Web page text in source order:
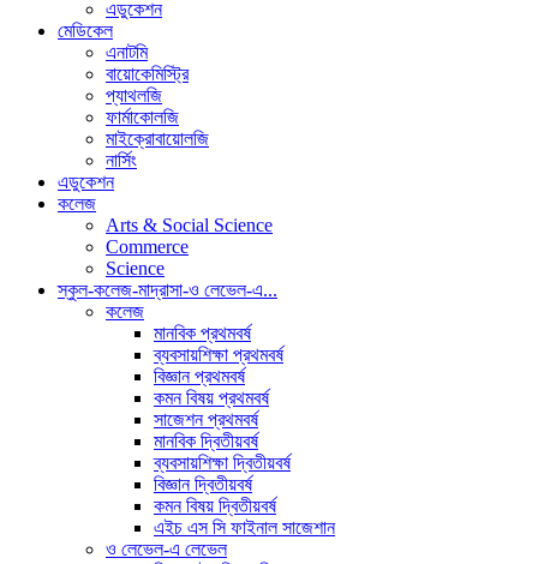
এডুকেশন
মেডিকেল
এনাটমি
বায়োকেমিস্ট্রি
প্যাথলজি
ফার্মাকোলজি
মাইক্রোবায়োলজি
নার্সিং
এডুকেশন
কলেজ
Arts & Social Science
Commerce
Science
স্কুল-কলেজ-মাদ্রাসা-ও লেভেল-এ...
কলেজ
মানবিক প্রথমবর্ষ
ব্যবসায়শিক্ষা প্রথমবর্ষ
বিজ্ঞান প্রথমবর্ষ
কমন বিষয় প্রথমবর্ষ
সাজেশন প্রথমবর্ষ
মানবিক দ্বিতীয়বর্ষ
ব্যবসায়শিক্ষা দ্বিতীয়বর্ষ
বিজ্ঞান দ্বিতীয়বর্ষ
কমন বিষয় দ্বিতীয়বর্ষ
এইচ এস সি ফাইনাল সাজেশান
ও লেভেল-এ লেভেল